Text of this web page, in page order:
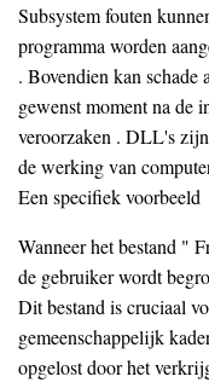
Subsystem fouten
programma worden
. Bovendien kan
gewenst moment na de
veroorzaken . DLL's
de werking van
Een specifiek voorbeeld
Wanneer het bestand "
de gebruiker wordt
Dit bestand is cruciaal
gemeenschappelijk
opgelost door het